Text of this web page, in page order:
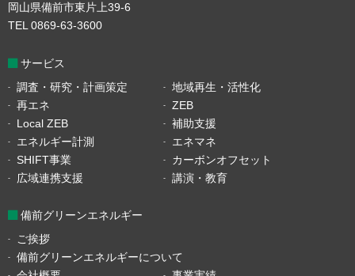
岡山県備前市東片上39-6
TEL 0869-63-3600
サービス
調査・研究・計画策定
地域再生・活性化
再エネ
ZEB
Local ZEB
補助支援
エネルギー計測
エネマネ
SHIFT事業
カーボンオフセット
広域連携支援
講演・教育
備前グリーンエネルギー
ご挨拶
備前グリーンエネルギーについて